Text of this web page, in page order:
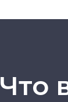
Что